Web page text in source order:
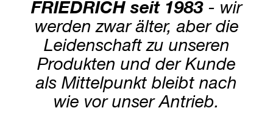
FRIEDRICH seit 1983 - wir
werden zwar älter, aber die
Leidenschaft zu unseren
Produkten und der Kunde
als Mittelpunkt bleibt nach
wie vor unser Antrieb.